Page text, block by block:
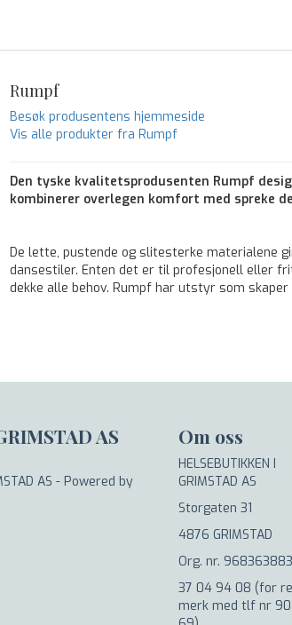
Rumpf
Besøk produsentens hjemmeside
Vis alle produkter fra Rumpf
Den tyske kvalitetsprodusenten Rumpf
kombinerer overlegen komfort med spreke
De lette, pustende og slitesterke materialene
dansestiler. Enten det er til profesjonell eller
dekke alle behov. Rumpf har utstyr som skaper
AS
AS - Powered by
Om oss
HELSEBUTIKKEN I
GRIMSTAD AS
Storgaten 31
4876 GRIMSTAD
Org. nr. 968363883
37 04 94 08 (for
merk med tlf nr